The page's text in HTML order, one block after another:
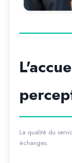
La qualité du
échanges.